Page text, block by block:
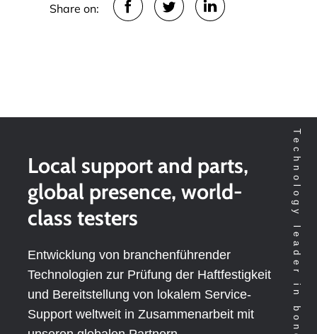
Share on:
Local support and parts,
global presence, world-
class testers
Entwicklung von branchenführender
Technologien zur Prüfung der Haftfestigkeit
und Bereitstellung von lokalem Service-
Support weltweit in Zusammenarbeit mit